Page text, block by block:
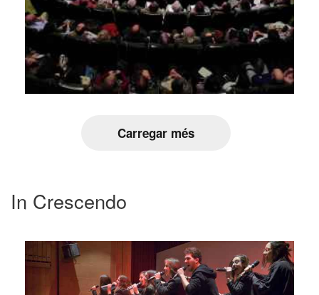
Carregar més
In Crescendo